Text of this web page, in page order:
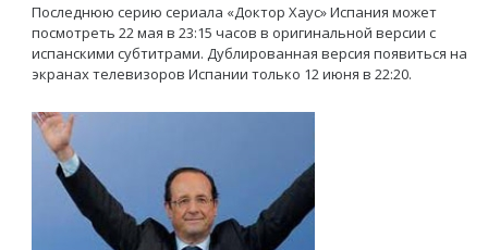
Последнюю серию сериала «Доктор Хаус» Испания может
посмотреть 22 мая в 23:15 часов в оригинальной версии с
испанскими субтитрами. Дублированная версия появиться на
экранах телевизоров Испании только 12 июня в 22:20.